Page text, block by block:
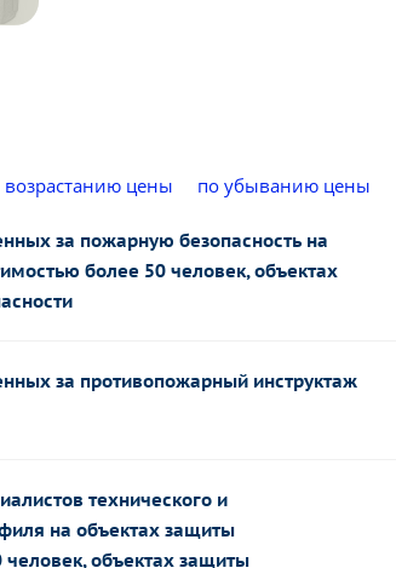
возрастанию цены по убыванию цены
за пожарную безопасность на
более 50 человек, объектах
за противопожарный инструктаж
технического и
на объектах защиты
объектах защиты